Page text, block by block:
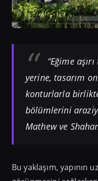
“Eğime
yerine, tasarım
konturlarla birlikte
bölümlerini
Mathew ve
Bu yaklaşım, yapının